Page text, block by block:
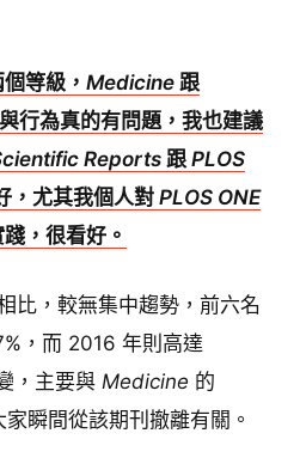
等級， Medicine跟
行為真的有問題，我也建議
Reports跟 PLOS
，尤其我個人對 PLOS ONE
，很看好。
比，較無集中趨勢，前六名
，而 2016 年則高達
，主要與 Medicine 的
瞬間從該期刊撤離有關。